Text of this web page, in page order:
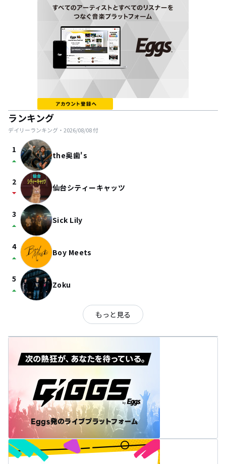
ランキング
デイリーランキング・ 2026/08/08付
1
arrow_drop_up the奥歯's
2
arrow_drop_down 仙台シティーキャッツ
3
arrow_drop_up Sick Lily
4
arrow_drop_up Boy Meets
5
arrow_drop_up Zoku
もっと見る